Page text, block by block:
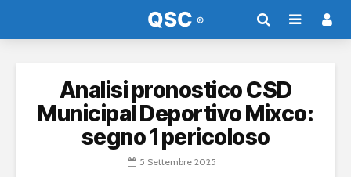
Analisi pronostico CSD
Municipal Deportivo Mixco:
segno 1 pericoloso
5 Settembre 2025